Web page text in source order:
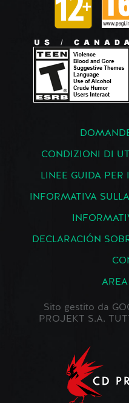
CONDIZIONI DI
LINEE GUIDA PER
INFORMATIVA
DECLARACIÓN
Sito gestito da
PROJEKT S.A.